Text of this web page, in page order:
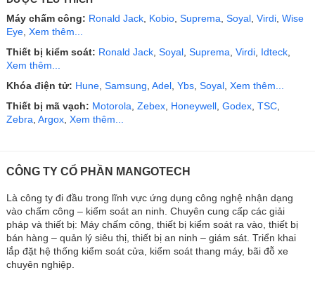
Máy chấm công: Ronald Jack, Kobio, Suprema, Soyal, Virdi, Wise
Eye, Xem thêm...
Thiết bị kiểm soát: Ronald Jack, Soyal, Suprema, Virdi, Idteck,
Xem thêm...
Khóa điện tử: Hune, Samsung, Adel, Ybs, Soyal, Xem thêm...
Thiết bị mã vạch: Motorola, Zebex, Honeywell, Godex, TSC,
Zebra, Argox, Xem thêm...
CÔNG TY CỔ PHẦN MANGOTECH
Là công ty đi đầu trong lĩnh vực ứng dụng công nghệ nhận dạng
vào chấm công – kiểm soát an ninh. Chuyên cung cấp các giải
pháp và thiết bị: Máy chấm công, thiết bị kiểm soát ra vào, thiết bị
bán hàng – quản lý siêu thị, thiết bị an ninh – giám sát. Triển khai
lắp đặt hệ thống kiểm soát cửa, kiểm soát thang máy, bãi đỗ xe
chuyên nghiệp.